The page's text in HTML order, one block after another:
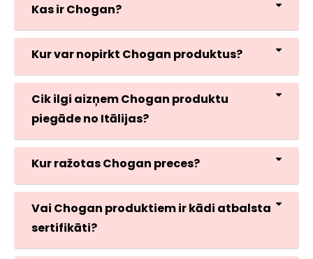
Kas ir Chogan?
Kur var nopirkt Chogan produktus?
Cik ilgi aizņem Chogan produktu
piegāde no Itālijas?
Kur ražotas Chogan preces?
Vai Chogan produktiem ir kādi atbalsta
sertifikāti?